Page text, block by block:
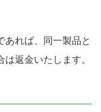
れば、同一製品と
返金いたします。